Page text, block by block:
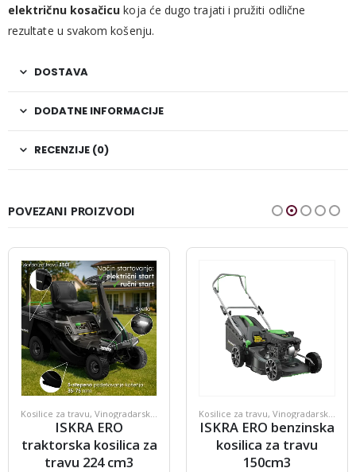
električnu kosačicu koja će dugo trajati i pružiti odlične
rezultate u svakom košenju.
DOSTAVA
DODATNE INFORMACIJE
RECENZIJE (0)
POVEZANI PROIZVODI
Kosilice za travu, Vinogradarska oprema
ISKRA ERO
traktorska kosilica za
travu 224 cm3
Kosilice za travu, Vinogradarska oprema
ISKRA ERO benzinska
kosilica za travu
150cm3